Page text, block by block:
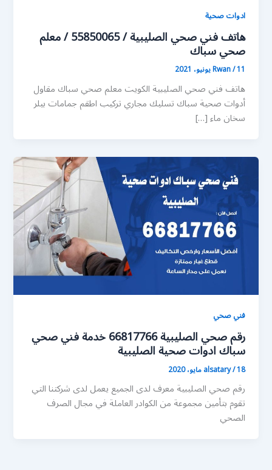
ادوات صحية
هاتف فني صحي الصليبية / 55850065 / معلم
صحي سباك
Rwan/11 يونيو، 2021
هاتف فني صحي الصليبية الكويت معلم صحي سباك مقاول
أدوات صحية سباك تسليك مجاري تركيب اطقم جمامات بيلر
سخان ماء […]
فني صحي
رقم صحي الصليبية 66817766 خدمة فني صحي
سباك ادوات صحية الصليبية
alsatary/18 مايو، 2020
رقم صحي الصليبية معرف لدى الجميع يعمل لدى شركتنا التي
تقوم بتأمين مجموعة من الكوادر العاملة في مجال الصرف
الصحي